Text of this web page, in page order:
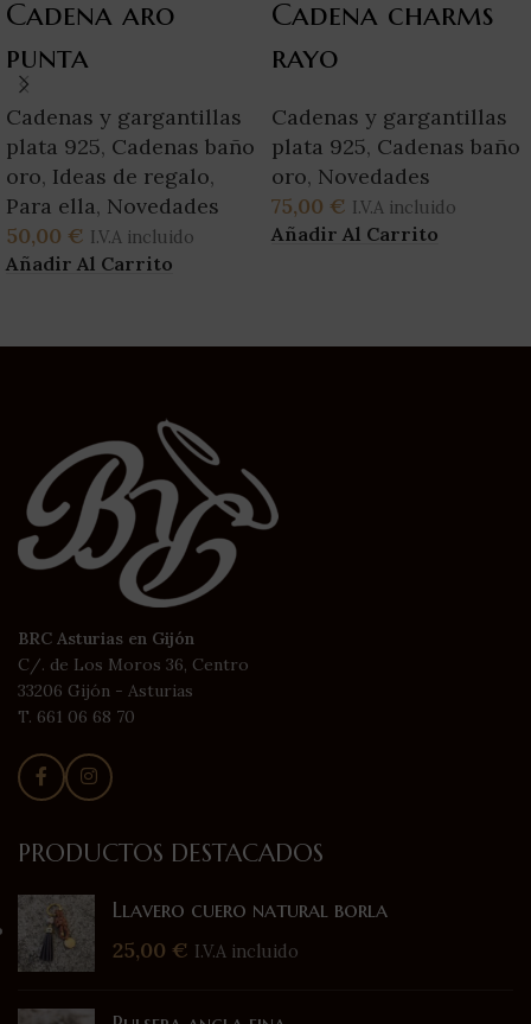
Cadena aro
punta
Cadenas y gargantillas
plata 925, Cadenas baño
oro, Ideas de regalo,
Para ella, Novedades
50,00 € I.V.A incluido
Añadir Al Carrito
Cadena charms
rayo
Cadenas y gargantillas
plata 925, Cadenas baño
oro, Novedades
75,00 € I.V.A incluido
Añadir Al Carrito
BRC Asturias en Gijón
C/. de Los Moros 36, Centro
33206 Gijón - Asturias
T. 661 06 68 70
PRODUCTOS DESTACADOS
Llavero cuero natural borla
25,00 € I.V.A incluido